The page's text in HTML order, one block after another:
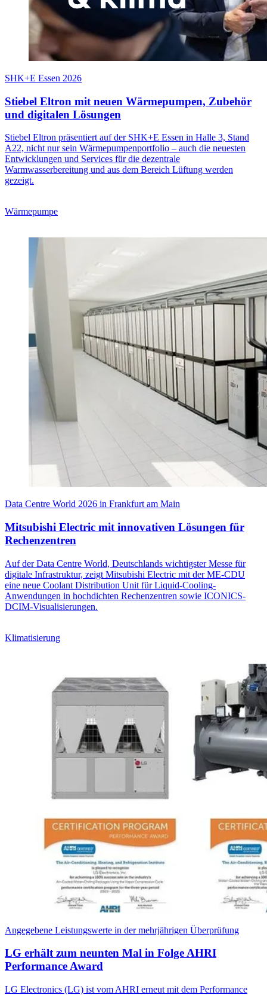
SHK+E Essen 2026
Stiebel Eltron mit neuen Wärmepumpen, Zubehör
und digitalen Lösungen
Stiebel Eltron präsentiert auf der SHK+E Essen in Halle 3, Stand
A22, nicht nur sein Wärmepumpenportfolio – auch die neuesten
Entwicklungen und Services für die dezentrale
Warmwasserbereitung und aus dem Bereich Lüftung werden
gezeigt.
Wärmepumpe
Data Centre World 2026 in Frankfurt am Main
Mitsubishi Electric mit innovativen Lösungen für
Rechenzentren
Auf der Data Centre World, Deutschlands wichtigster Messe für
digitale Infrastruktur, zeigt Mitsubishi Electric mit der ME‑CDU
eine neue Coolant Distribution Unit für Liquid-Cooling-
Anwendungen in hochdichten Rechenzentren sowie ICONICS-
DCIM-Visualisierungen.
Klimatisierung
Angegebene Leistungswerte in der mehrjährigen Überprüfung
LG erhält zum neunten Mal in Folge AHRI
Performance Award
LG Electronics (LG) ist vom AHRI erneut mit dem Performance